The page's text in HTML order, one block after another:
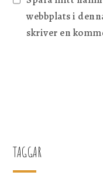
webbplats i
skriver en
TAGGAR